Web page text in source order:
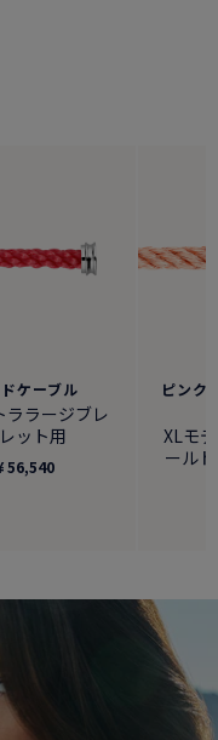
ケーブル
ララージブレ
ット用
56,540
ピンク
XLモ
ール